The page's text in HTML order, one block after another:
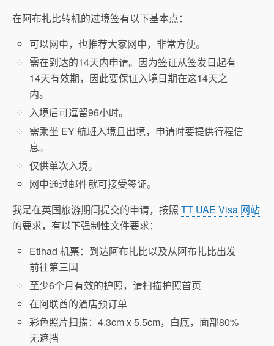
在阿布扎比转机的过境签有以下基本点：
可以网申，也推荐大家网申，非常方便。
需在到达的14天内申请。因为签证从签发日起有
14天有效期，因此要保证入境日期在这14天之
内。
入境后可逗留96小时。
需乘坐 EY 航班入境且出境，申请时要提供行程信
息。
仅供单次入境。
网申通过邮件就可接受签证。
我是在英国旅游期间提交的申请，按照 TT UAE Visa 网站
的要求，有以下强制性文件要求：
Etihad 机票：到达阿布扎比以及从阿布扎比出发
前往第三国
至少6个月有效的护照，请扫描护照首页
在阿联酋的酒店预订单
彩色照片扫描：4.3cm x 5.5cm，白底，面部80%
无遮挡